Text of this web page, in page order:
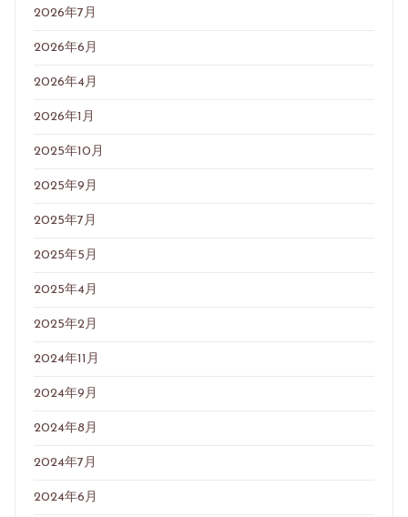
2026年7月
2026年6月
2026年4月
2026年1月
2025年10月
2025年9月
2025年7月
2025年5月
2025年4月
2025年2月
2024年11月
2024年9月
2024年8月
2024年7月
2024年6月